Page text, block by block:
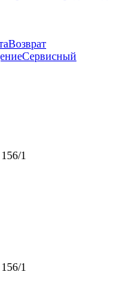
Возврат
Сервисный
1
1